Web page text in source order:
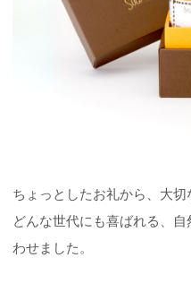
ちょっとしたお礼から、大切
どんな世代にも喜ばれる、
わせました。